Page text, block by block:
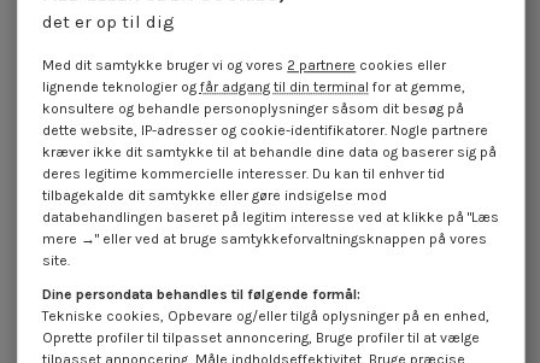
Anvendelsestilfælde
Anmeldelser (0)
16 andre varer i den samme kategori:
det er op til dig
Med dit samtykke bruger vi og vores 2 partnere cookies eller
lignende teknologier ogfår adgang til din terminal for at gemme,
konsultere og behandle personoplysninger såsom dit besøg på
dette website, IP-adresser og cookie-identifikatorer. Nogle partnere
kræver ikke dit samtykke til at behandle dine data og baserer sig på
deres legitime kommercielle interesser. Du kan til enhver tid
tilbagekalde dit samtykke eller gøre indsigelse mod
databehandlingen baseret på legitim interesse ved at klikke på "Læs
mere →" eller ved at bruge samtykkeforvaltningsknappen på vores
site.
Dine persondata behandles til følgende formål:
Tekniske cookies, Opbevare og/eller tilgå oplysninger på en enhed,
Oprette profiler til tilpasset annoncering, Bruge profiler til at vælge
tilpasset annoncering, Måle indholdseffektivitet, Bruge præcise